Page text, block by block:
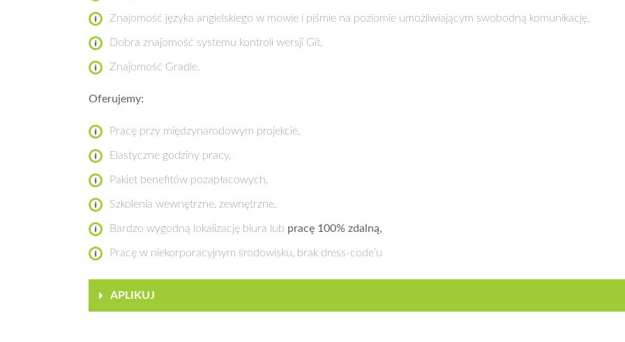
Znajomość języka angielskiego w mowie i piśmie na poziomie umożliwiającym swobodną komunikację,
Dobra znajomość systemu kontroli wersji Git,
Znajomość Gradle.
Oferujemy:
Pracę przy międzynarodowym projekcie,
Elastyczne godziny pracy,
Pakiet benefitów pozapłacowych,
Szkolenia wewnętrzne, zewnętrzne,
Bardzo wygodną lokalizację biura lub pracę 100% zdalną,
Pracę w niekorporacyjnym środowisku, brak dress-code’u
APLIKUJ